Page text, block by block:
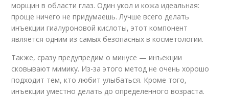
морщин в области глаз. Один укол и кожа идеальная:
проще ничего не придумаешь. Лучше всего делать
инъекции гиалуроновой кислоты, этот компонент
является одним из самых безопасных в косметологии.
Также, сразу предупредим о минусе — инъекции
сковывают мимику. Из-за этого метод не очень хорошо
подходит тем, кто любит улыбаться. Кроме того,
инъекции уместно делать до определенного возраста.